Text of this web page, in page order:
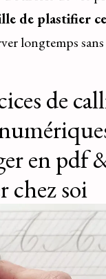
de plastifier
longtemps
de
en pdf
chez soi